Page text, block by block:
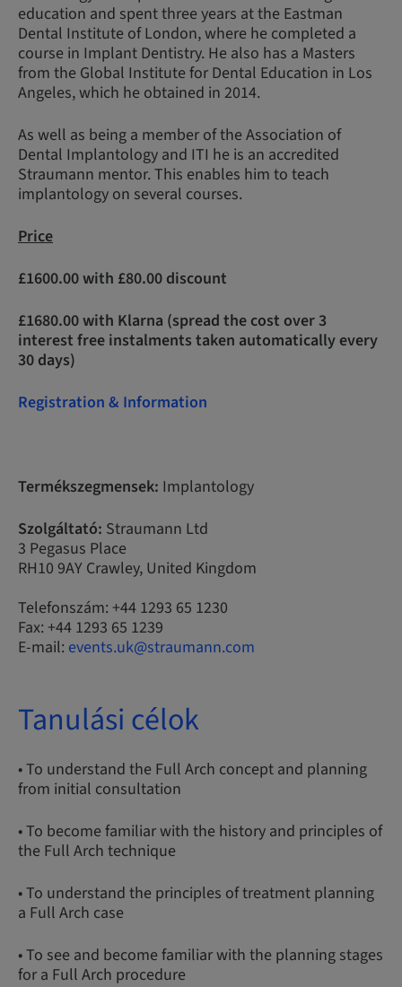
education and spent three years at the Eastman
Dental Institute of London, where he completed a
course in Implant Dentistry. He also has a Masters
from the Global Institute for Dental Education in Los
Angeles, which he obtained in 2014.
As well as being a member of the Association of
Dental Implantology and ITI he is an accredited
Straumann mentor. This enables him to teach
implantology on several courses.
Price
£1600.00 with £80.00 discount
£1680.00 with Klarna (spread the cost over 3
interest free instalments taken automatically every
30 days)
Registration & Information
Termékszegmensek: Implantology
Szolgáltató: Straumann Ltd
3 Pegasus Place
RH10 9AY Crawley, United Kingdom
Telefonszám: +44 1293 65 1230
Fax: +44 1293 65 1239
E-mail: events.uk@straumann.com
Tanulási célok
• To understand the Full Arch concept and planning
from initial consultation
• To become familiar with the history and principles of
the Full Arch technique
• To understand the principles of treatment planning
a Full Arch case
• To see and become familiar with the planning stages
for a Full Arch procedure